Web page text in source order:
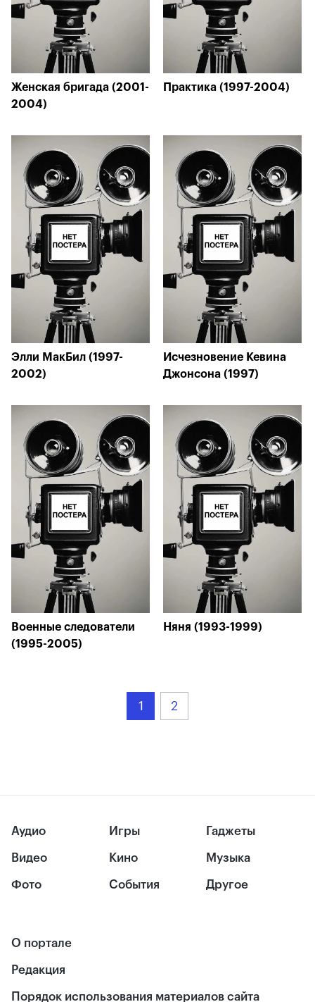
Женская бригада (2001-
2004)
Практика (1997-2004)
Элли МакБил (1997-
2002)
Исчезновение Кевина
Джонсона (1997)
Военные следователи
(1995-2005)
Няня (1993-1999)
1 2
Аудио
Видео
Фото
Игры
Кино
События
Гаджеты
Музыка
Другое
О портале
Редакция
Порядок использования материалов сайта